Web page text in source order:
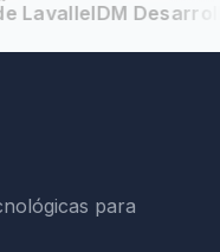
LavalleIDM
para